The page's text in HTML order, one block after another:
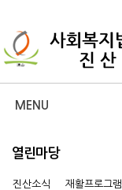
MENU
열린마당
진산소식 재활프로그램